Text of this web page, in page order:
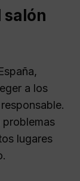
salón
a los
problemas
lugares